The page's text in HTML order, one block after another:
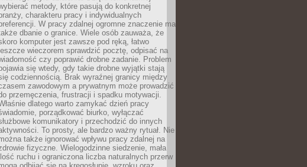
metody, które pasują do konkretnej
branży, charakteru pracy i indywidualnych
W pracy zdalnej ogromne znaczenie ma
dbanie o granice. Wiele osób zauważa, że
komputer jest zawsze pod ręką, łatwo
wieczorem sprawdzić pocztę, odpisać na
czy poprawić drobne zadanie. Problem
się wtedy, gdy takie drobne wyjątki stają
codziennością. Brak wyraźnej granicy między
zawodowym a prywatnym może prowadzić
przemęczenia, frustracji i spadku motywacji.
dlatego warto zamykać dzień pracy
porządkować biurko, wyłączać
komunikatory i przechodzić do innych
To prosty, ale bardzo ważny rytuał. Nie
także ignorować wpływu pracy zdalnej na
fizyczne. Wielogodzinne siedzenie, mała
ruchu i ograniczona liczba naturalnych przerw